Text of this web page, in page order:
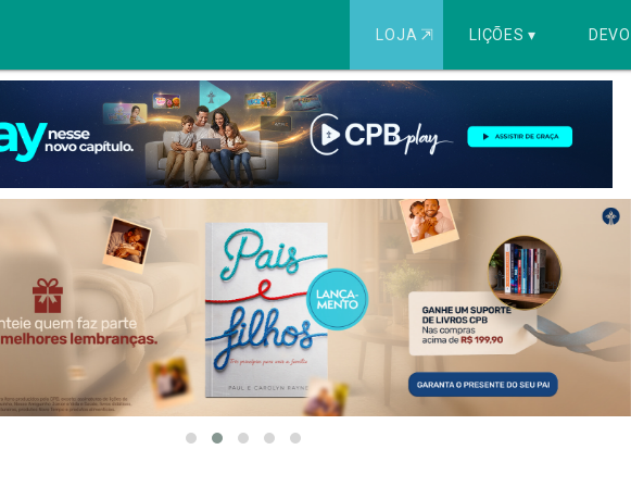
LOJA ⇱ LIÇÕES ▾